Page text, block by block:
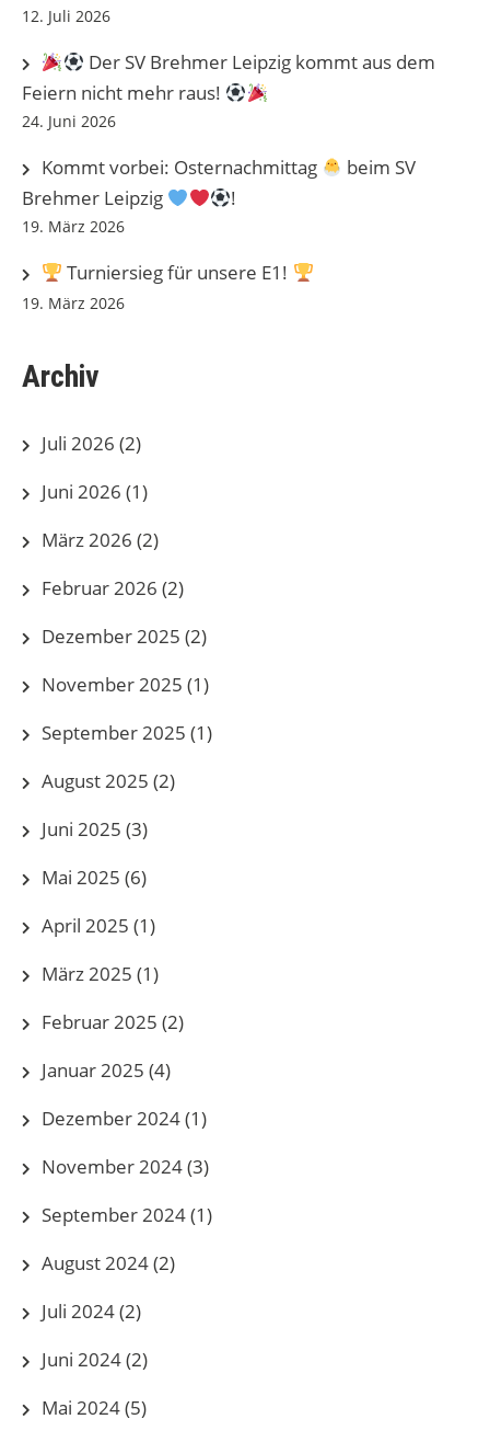
12. Juli 2026
Der SV Brehmer Leipzig kommt aus dem
Feiern nicht mehr raus!
24. Juni 2026
Kommt vorbei: Osternachmittag
beim SV
Brehmer Leipzig
!
19. März 2026
Turniersieg für unsere E1!
19. März 2026
Archiv
Juli 2026 (2)
Juni 2026 (1)
März 2026 (2)
Februar 2026 (2)
Dezember 2025 (2)
November 2025 (1)
September 2025 (1)
August 2025 (2)
Juni 2025 (3)
Mai 2025 (6)
April 2025 (1)
März 2025 (1)
Februar 2025 (2)
Januar 2025 (4)
Dezember 2024(1)
November 2024(3)
September 2024(1)
August 2024(2)
Juli 2024(2)
Juni 2024(2)
Mai 2024(5)